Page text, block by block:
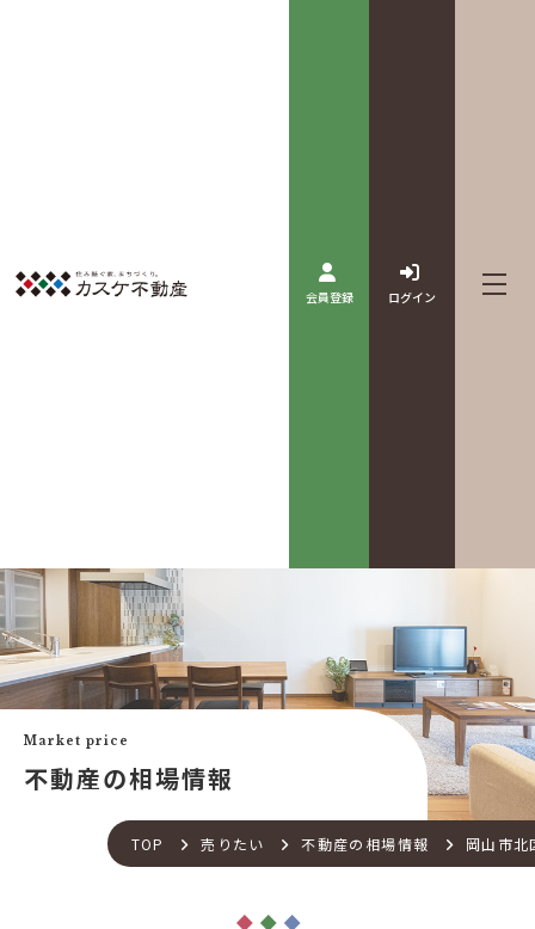
会員登録 ログイン
カスケって？
カスケホームグループ
買いたい
中古×RF(リノベ)
新築建売購入サポート
不動産流通の仕組み
住宅ローンサポート
お客様の声
みんなの不動産小話
中古リフォーム事例
店舗紹介
スタッフ紹介
TOP 売りたい 不動産の相場情報 岡山市北
Market price
不動産の相場情報